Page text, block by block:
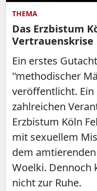
THEMA
Das Erzbistum
Vertrauenskrise
Ein erstes
"methodischer
veröffentlicht.
zahlreichen
Erzbistum Köln
mit sexuellem
dem
Woelki. Dennoch
nicht zur Ruhe.